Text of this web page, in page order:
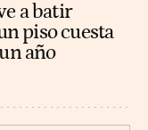
a batir
piso cuesta
año